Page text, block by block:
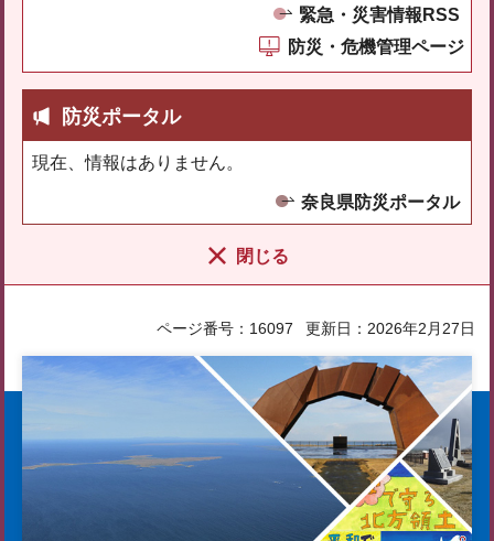
緊急・災害情報RSS
防災・危機管理ページ
防災ポータル
現在、情報はありません。
奈良県防災ポータル
閉じる
ページ番号：16097 更新日：2026年2月27日